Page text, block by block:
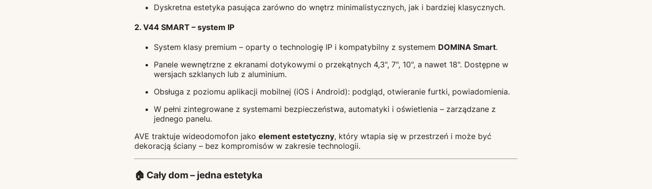
Dyskretna estetyka pasująca zarówno do wnętrz minimalistycznych, jak i bardziej klasycznych.
2.V44 SMART – system IP
System klasy premium – oparty o technologię IP i kompatybilny z systemem DOMINA Smart.
Panele wewnętrzne z ekranami dotykowymi o przekątnych 4,3", 7", 10", a nawet 18". Dostępne w
wersjach szklanych lub z aluminium.
Obsługa z poziomu aplikacji mobilnej (iOS i Android): podgląd, otwieranie furtki, powiadomienia.
W pełni zintegrowane z systemami bezpieczeństwa, automatyki i oświetlenia – zarządzane z
jednego panelu.
AVE traktuje wideodomofon jakoelement estetyczny, który wtapia się w przestrzeń i może być
dekoracją ściany – bez kompromisów w zakresie technologii.
🏠 Cały dom – jedna estetyka